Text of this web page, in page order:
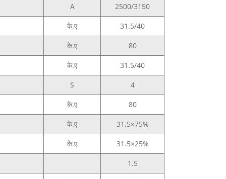
A 2500/3150
के.ए 31.5/40
के.ए 80
के.ए 31.5/40
S 4
के.ए 80
के.ए 31.5×75%
के.ए 31.5×25%
1.5